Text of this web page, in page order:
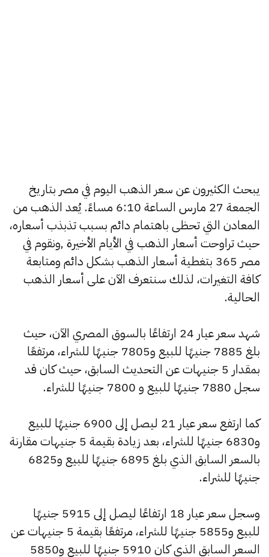
يبحث الكثيرون عن سعر الذهب اليوم في مصر بتاريخ
الجمعة 27 مارس الساعة 6:10 مساءً. يُعد الذهب من
المعادن التي تحظى باهتمام دائم بسبب تذبذب أسعاره،
حيث تراوحت أسعار الذهب في الأيام الأخيرة ,ونقوم في
مصر 365 بتغطية أسعار الذهب بشكل دائم ومتابعة
كافة التغيرات، لذلك سنتعرف الآن على أسعار الذهب
الحالية.
شهد سعر عيار 24 ارتفاعًا بالسوق المصري الآن، حيث
بلغ 7885 جنيهًا للبيع و7805 جنيهًا للشراء، مرتفعًا
بمقدار 5 جنيهات عن التحديث السابق، حيث كان قد
سجل 7880 جنيهًا للبيع و 7800 جنيهًا للشراء.
كما ارتفع سعر عيار 21 ليصل إلى 6900 جنيهًا للبيع
و6830 جنيهًا للشراء، بعد زيادة بقيمة 5 جنيهات مقارنة
بالسعر السابق الذي بلغ 6895 جنيهًا للبيع و6825
جنيهًا للشراء.
وسجل سعر عيار 18 ارتفاعًا ليصل إلى 5915 جنيهًا
للبيع و5855 جنيهًا للشراء، مرتفعًا بقيمة 5 جنيهات عن
السعر السابق الذي كان 5910 جنيهًا للبيع و5850